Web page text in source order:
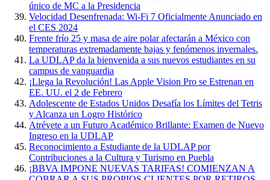
único de MC a la Presidencia
Velocidad Desenfrenada: Wi-Fi 7 Oficialmente Anunciado en
el CES 2024
Frente frío 25 y masa de aire polar afectarán a México con
temperaturas extremadamente bajas y fenómenos invernales.
La UDLAP da la bienvenida a sus nuevos estudiantes en su
campus de vanguardia
¡Llega la Revolución! Las Apple Vision Pro se Estrenan en
EE. UU. el 2 de Febrero
Adolescente de Estados Unidos Desafía los Límites del Tetris
y Alcanza un Logro Histórico
Atrévete a un Futuro Académico Brillante: Examen de Nuevo
Ingreso en la UDLAP
Reconocimiento a Estudiante de la UDLAP por
Contribuciones a la Cultura y Turismo en Puebla
¡BBVA IMPONE NUEVAS TARIFAS! COMIENZAN A